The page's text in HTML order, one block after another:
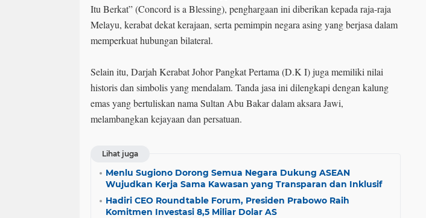
Itu Berkat” (Concord is a Blessing), penghargaan ini diberikan kepada raja-raja
Melayu, kerabat dekat kerajaan, serta pemimpin negara asing yang berjasa dalam
memperkuat hubungan bilateral.
Selain itu, Darjah Kerabat Johor Pangkat Pertama (D.K I) juga memiliki nilai
historis dan simbolis yang mendalam. Tanda jasa ini dilengkapi dengan kalung
emas yang bertuliskan nama Sultan Abu Bakar dalam aksara Jawi,
melambangkan kejayaan dan persatuan.
Lihat juga
Menlu Sugiono Dorong Semua Negara Dukung ASEAN
Wujudkan Kerja Sama Kawasan yang Transparan dan Inklusif
Hadiri CEO Roundtable Forum, Presiden Prabowo Raih
Komitmen Investasi 8,5 Miliar Dolar AS